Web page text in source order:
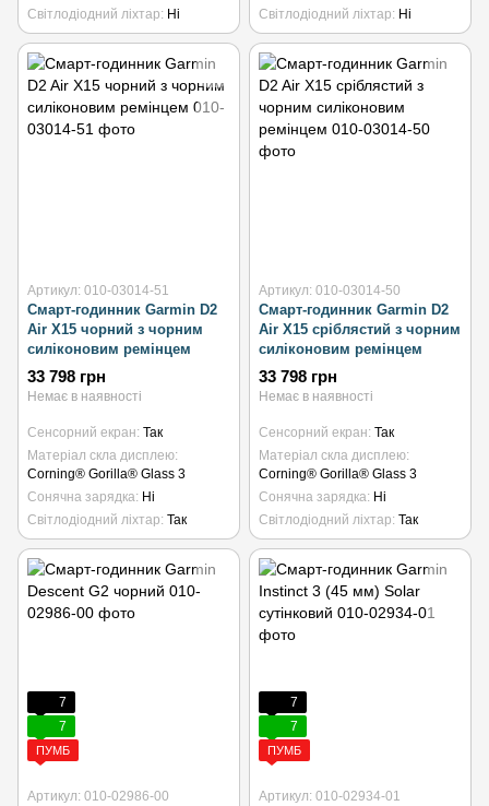
Світлодіодний ліхтар Ні
Світлодіодний ліхтар Ні
Артикул: 010-03014-51
Смарт-годинник Garmin D2
Air X15 чорний з чорним
силіконовим ремінцем
33 798 грн
Немає в наявності
Сенсорний екран Так
Матеріал скла дисплею
Corning® Gorilla® Glass 3
Сонячна зарядка Ні
Світлодіодний ліхтар Так
Артикул: 010-03014-50
Смарт-годинник Garmin D2
Air X15 сріблястий з чорним
силіконовим ремінцем
33 798 грн
Немає в наявності
Сенсорний екран Так
Матеріал скла дисплею
Corning® Gorilla® Glass 3
Сонячна зарядка Ні
Світлодіодний ліхтар Так
7
7
ПУМБ
Артикул: 010-02986-00
7
7
ПУМБ
Артикул: 010-02934-01